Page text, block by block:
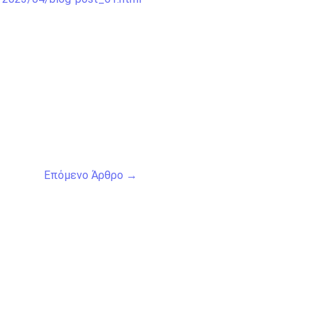
Επόμενο Άρθρο →